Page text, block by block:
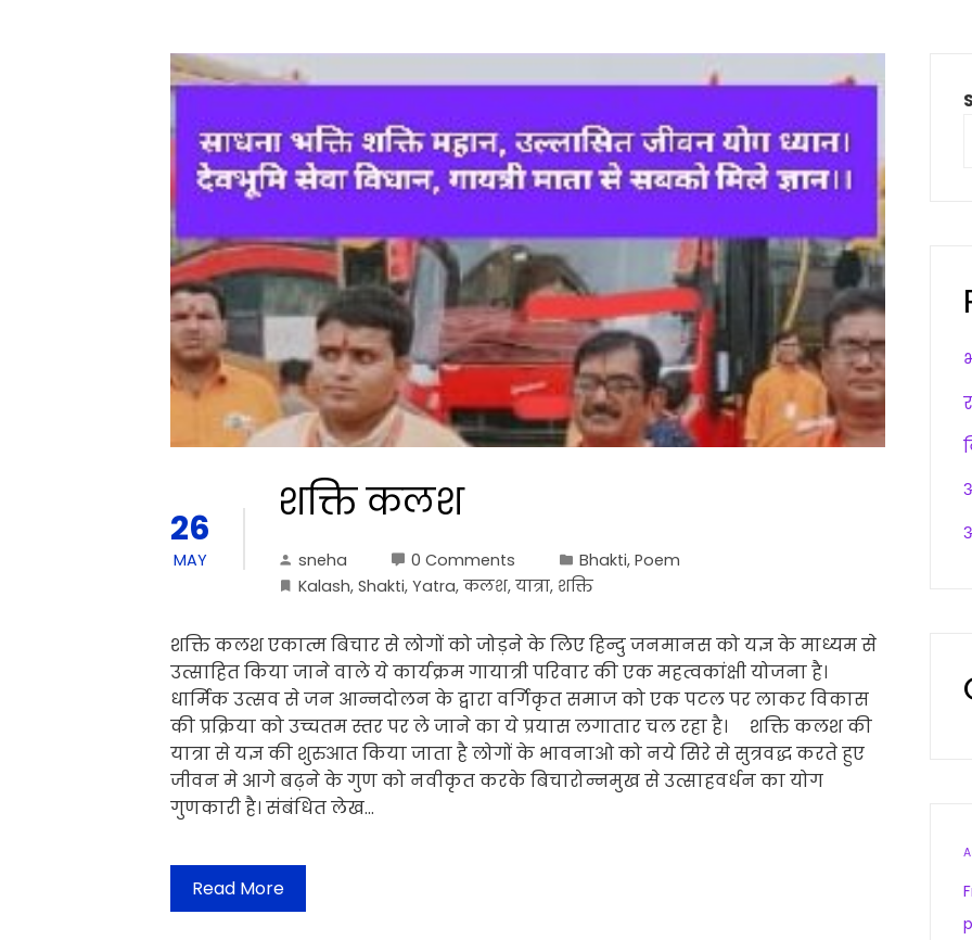
26
MAY
शक्ति कलश
sneha 0 Comments Bhakti, Poem
Kalash, Shakti, Yatra, कलश, यात्रा, शक्ति
शक्ति कलश एकात्म बिचार से लोगों को जोड़ने के लिए हिन्दु जनमानस को यज्ञ के माध्यम से
उत्साहित किया जाने वाले ये कार्यक्रम गायात्री परिवार की एक महत्वकांक्षी योजना है।
धार्मिक उत्सव से जन आन्नदोलन के द्वारा वर्गिकृत समाज को एक पटल पर लाकर विकास
की प्रक्रिया को उच्चतम स्तर पर ले जाने का ये प्रयास लगातार चल रहा है। शक्ति कलश की
यात्रा से यज्ञ की शुरुआत किया जाता है लोगों के भावनाओ को नये सिरे से सुत्रवद्ध करते हुए
जीवन मे आगे बढ़ने के गुण को नवीकृत करके बिचारोन्नमुख से उत्साहवर्धन का योग
गुणकारी है। संबंधित लेख…
Read More